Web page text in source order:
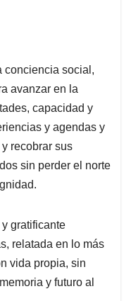
conciencia social,
avanzar en la
capacidad y
y agendas y
recobrar sus
sin perder el norte
gratificante
relatada en lo más
vida propia, sin
y futuro al